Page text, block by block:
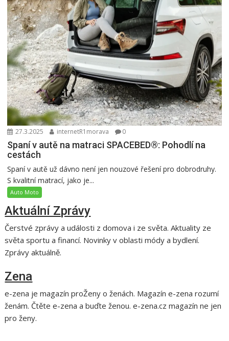
27.3.2025 internetR1morava 0
Spaní v autě na matraci SPACEBED®: Pohodlí na
cestách
Spaní v autě už dávno není jen nouzové řešení pro dobrodruhy.
S kvalitní matrací, jako je...
Auto Moto
Aktuální Zprávy
Čerstvé zprávy a události z domova i ze světa. Aktuality ze
světa sportu a financí. Novinky v oblasti módy a bydlení.
Zprávy aktuálně.
Zena
e-zena je magazín proŽeny o ženách. Magazín e-zena rozumí
ženám. Čtěte e-zena a buďte ženou. e-zena.cz magazín ne jen
pro ženy.